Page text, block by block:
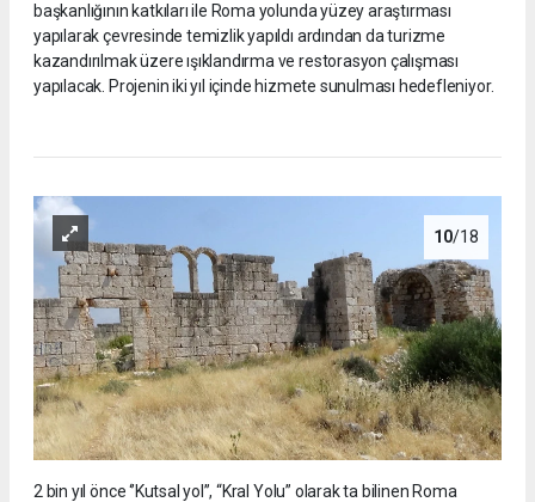
başkanlığının katkıları ile Roma yolunda yüzey araştırması
yapılarak çevresinde temizlik yapıldı ardından da turizme
kazandırılmak üzere ışıklandırma ve restorasyon çalışması
yapılacak. Projenin iki yıl içinde hizmete sunulması hedefleniyor.
10/18
2 bin yıl önce ‘’Kutsal yol’’, “Kral Yolu” olarak ta bilinen Roma